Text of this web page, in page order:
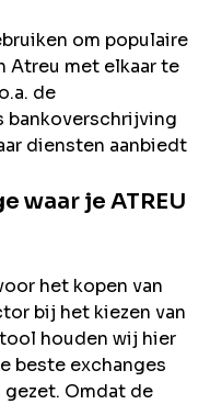
om populaire
Atreu met elkaar te
de
bankoverschrijving
diensten aanbiedt
waar je ATREU
het kopen van
bij het kiezen van
houden wij hier
beste exchanges
gezet. Omdat de